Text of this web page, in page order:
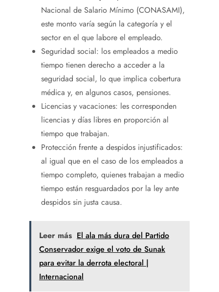
Nacional de Salario Mínimo (CONASAMI),
este monto varía según la categoría y el
sector en el que labore el empleado.
Seguridad social: los empleados a medio
tiempo tienen derecho a acceder a la
seguridad social, lo que implica cobertura
médica y, en algunos casos, pensiones.
Licencias y vacaciones: les corresponden
licencias y días libres en proporción al
tiempo que trabajan.
Protección frente a despidos injustificados:
al igual que en el caso de los empleados a
tiempo completo, quienes trabajan a medio
tiempo están resguardados por la ley ante
despidos sin justa causa.
Leer más El ala más dura del Partido
Conservador exige el voto de Sunak
para evitar la derrota electoral |
Internacional